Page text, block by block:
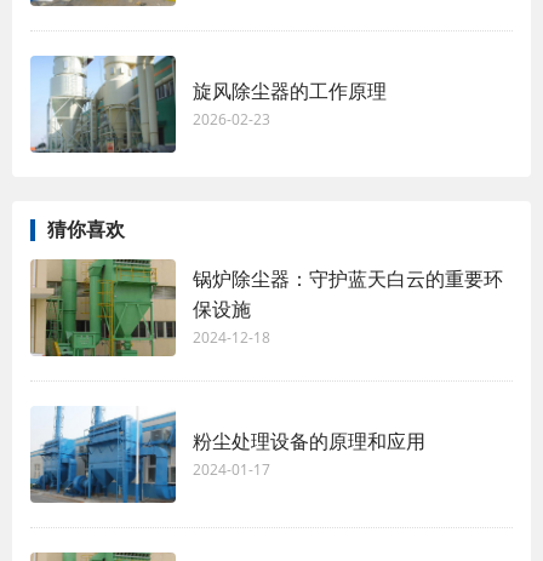
旋风除尘器的工作原理
2026-02-23
猜你喜欢
锅炉除尘器：守护蓝天白云的重要环
保设施
2024-12-18
粉尘处理设备的原理和应用
2024-01-17